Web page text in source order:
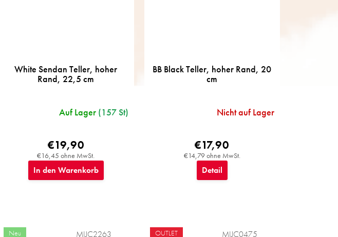
White Sendan Teller, hoher
Rand, 22,5 cm
Auf Lager (157 St)
€16,45 ohne MwSt.
€19,90
In den Warenkorb
BB Black Teller, hoher Rand, 20
cm
Nicht auf Lager
€14,79 ohne MwSt.
€17,90
Detail
Neu MIJC2263 OUTLET MIJC0475